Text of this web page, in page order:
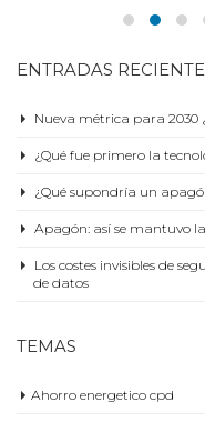
ENTRADAS
Nueva métrica para 2030
¿Qué fue primero la
¿Qué supondría un
Apagón: así se mantuvo
Los costes invisibles de
de datos
TEMAS
Ahorro energetico cpd